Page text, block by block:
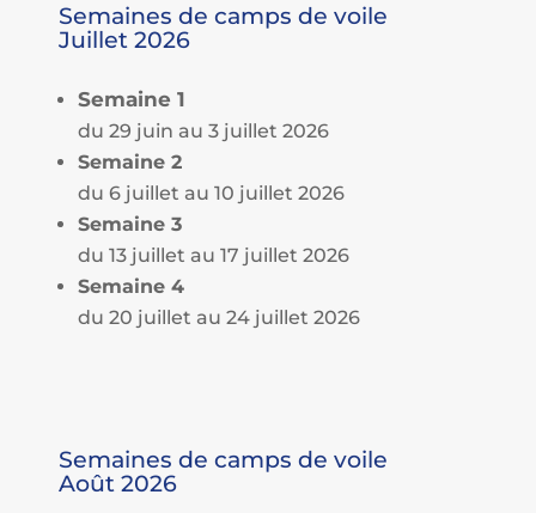
Semaines de camps de voile
Juillet 2026
Semaine 1
du 29 juin au 3 juillet 2026
Semaine 2
du 6 juillet au 10 juillet 2026
Semaine 3
du 13 juillet au 17 juillet 2026
Semaine 4
du 20 juillet au 24 juillet 2026
Semaines de camps de voile
Août 2026